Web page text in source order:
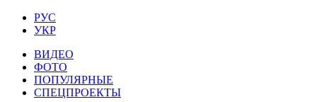
РУС
УКР
ВИДЕО
ФОТО
ПОПУЛЯРНЫЕ
СПЕЦПРОЕКТЫ